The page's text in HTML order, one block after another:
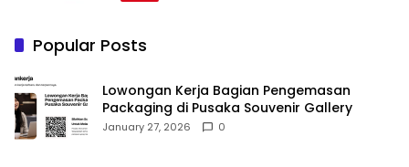
Popular Posts
Lowongan Kerja Bagian Pengemasan
Packaging di Pusaka Souvenir Gallery
January 27, 2026 0